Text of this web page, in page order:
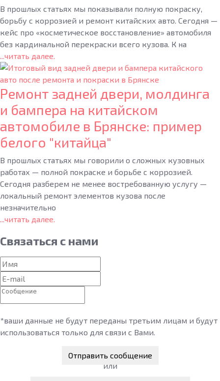
В прошлых статьях мы показывали полную покраску,
борьбу с коррозией и ремонт китайских авто. Сегодня —
кейс про «косметическое восстановление» автомобиля
без кардинальной перекраски всего кузова. К на
...читать далее.
Ремонт задней двери, молдинга
и бампера на китайском
автомобиле в Брянске: пример
белого "китайца"
В прошлых статьях мы говорили о сложных кузовных
работах — полной покраске и борьбе с коррозией.
Сегодня разберем не менее востребованную услугу —
локальный ремонт элементов кузова после
незначительно
...читать далее.
Связаться с нами
*ваши данные не будут переданы третьим лицам и будут
использоваться только для связи с Вами.
Отправить сообщение
или